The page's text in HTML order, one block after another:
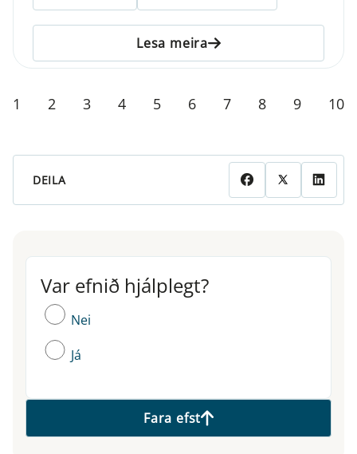
Lesa meira
1 2 3 4 5 6 7 8 9 10
DEILA
Var efnið hjálplegt?
Var efnið hjálplegt?
Nei
Já
Fara efst